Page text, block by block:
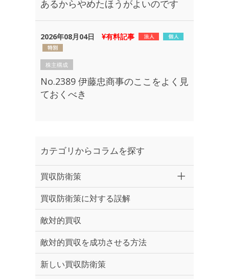
あるからやめたほうがよいのです
2026年08月04日 有料記事
株主構成
No.2389 伊藤忠商事のここをよく見
ておくべき
カテゴリからコラムを探す
買収防衛策
買収防衛策に対する誤解
敵対的買収
敵対的買収を成功させる方法
新しい買収防衛策